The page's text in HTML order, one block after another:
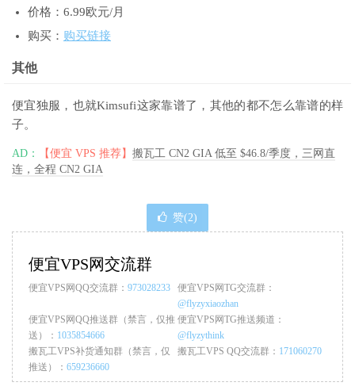
价格：6.99欧元/月
购买： 购买链接
其他
便宜独服，也就Kimsufi这家靠谱了，其他的都不怎么靠谱的样
子。
AD： 【便宜 VPS 推荐】 搬瓦工 CN2 GIA 低至 $46.8/季度，三网直
连，全程 CN2 GIA
赞(2)
便宜VPS网交流群
便宜VPS网QQ交流群： 973028233
便宜VPS网TG交流群：
@flyzyxiaozhan
便宜VPS网QQ推送群（禁言，仅推
送）： 1035854666
便宜VPS网TG推送频道：
@flyzythink
搬瓦工VPS补货通知群（禁言，仅
推送）： 659236660
搬瓦工VPS QQ交流群： 171060270